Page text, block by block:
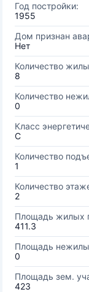
Год постройки:
1955
Дом признан
Нет
Количество
8
Количество
0
Класс
C
Количество
1
Количество
2
Площадь жилых
411.3
Площадь
0
Площадь зем.
423